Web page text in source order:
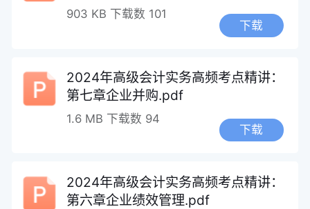
903 KB 下载数 101
下载
2024年高级会计实务高频考点精讲：
第七章企业并购.pdf
1.6 MB 下载数 94
下载
2024年高级会计实务高频考点精讲：
第六章企业绩效管理.pdf